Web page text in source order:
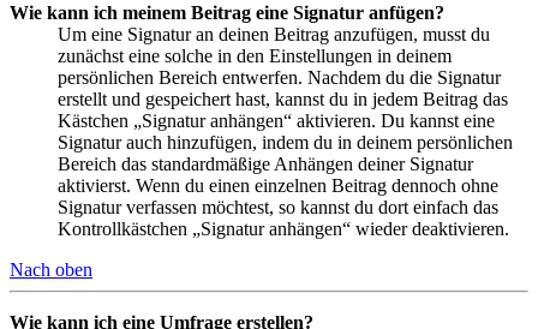
Wie kann ich meinem Beitrag eine Signatur anfügen?
Um eine Signatur an deinen Beitrag anzufügen, musst du
zunächst eine solche in den Einstellungen in deinem
persönlichen Bereich entwerfen. Nachdem du die Signatur
erstellt und gespeichert hast, kannst du in jedem Beitrag das
Kästchen „Signatur anhängen“ aktivieren. Du kannst eine
Signatur auch hinzufügen, indem du in deinem persönlichen
Bereich das standardmäßige Anhängen deiner Signatur
aktivierst. Wenn du einen einzelnen Beitrag dennoch ohne
Signatur verfassen möchtest, so kannst du dort einfach das
Kontrollkästchen „Signatur anhängen“ wieder deaktivieren.
Nach oben
Wie kann ich eine Umfrage erstellen?